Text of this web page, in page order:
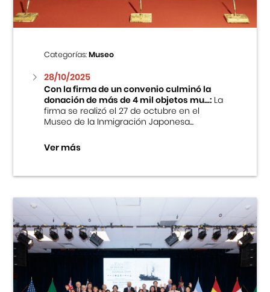
Categorías:Museo
28/10/2025
Con la firma de un convenio culminó la
donación de más de 4 mil objetos mu...:La
firma se realizó el 27 de octubre en el
Museo de la Inmigración Japonesa...
Ver más